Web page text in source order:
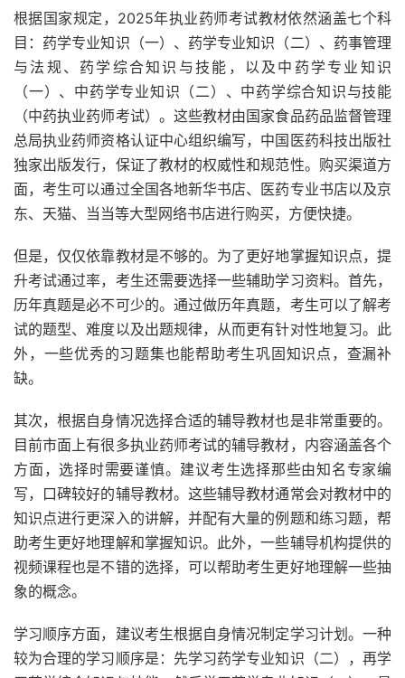
根据国家规定，2025年执业药师考试教材依然涵盖七个科
目：药学专业知识（一）、药学专业知识（二）、药事管理
与法规、药学综合知识与技能，以及中药学专业知识
（一）、中药学专业知识（二）、中药学综合知识与技能
（中药执业药师考试）。这些教材由国家食品药品监督管理
总局执业药师资格认证中心组织编写，中国医药科技出版社
独家出版发行，保证了教材的权威性和规范性。购买渠道方
面，考生可以通过全国各地新华书店、医药专业书店以及京
东、天猫、当当等大型网络书店进行购买，方便快捷。
但是，仅仅依靠教材是不够的。为了更好地掌握知识点，提
升考试通过率，考生还需要选择一些辅助学习资料。首先，
历年真题是必不可少的。通过做历年真题，考生可以了解考
试的题型、难度以及出题规律，从而更有针对性地复习。此
外，一些优秀的习题集也能帮助考生巩固知识点，查漏补
缺。
其次，根据自身情况选择合适的辅导教材也是非常重要的。
目前市面上有很多执业药师考试的辅导教材，内容涵盖各个
方面，选择时需要谨慎。建议考生选择那些由知名专家编
写，口碑较好的辅导教材。这些辅导教材通常会对教材中的
知识点进行更深入的讲解，并配有大量的例题和练习题，帮
助考生更好地理解和掌握知识。此外，一些辅导机构提供的
视频课程也是不错的选择，可以帮助考生更好地理解一些抽
象的概念。
学习顺序方面，建议考生根据自身情况制定学习计划。一种
较为合理的学习顺序是：先学习药学专业知识（二），再学